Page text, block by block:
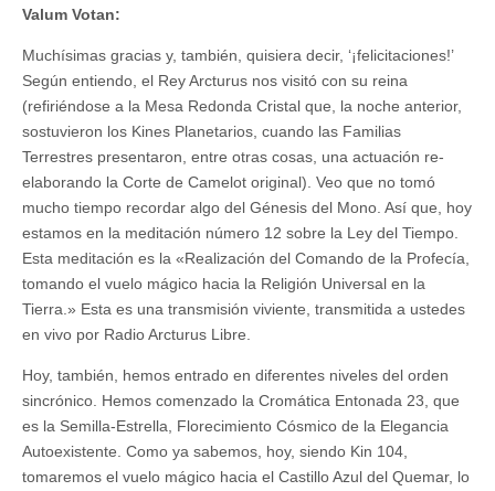
Valum Votan:
Muchísimas gracias y, también, quisiera decir, ‘¡felicitaciones!’
Según entiendo, el Rey Arcturus nos visitó con su reina
(refiriéndose a la Mesa Redonda Cristal que, la noche anterior,
sostuvieron los Kines Planetarios, cuando las Familias
Terrestres presentaron, entre otras cosas, una actuación re-
elaborando la Corte de Camelot original). Veo que no tomó
mucho tiempo recordar algo del Génesis del Mono. Así que, hoy
estamos en la meditación número 12 sobre la Ley del Tiempo.
Esta meditación es la «Realización del Comando de la Profecía,
tomando el vuelo mágico hacia la Religión Universal en la
Tierra.» Esta es una transmisión viviente, transmitida a ustedes
en vivo por Radio Arcturus Libre.
Hoy, también, hemos entrado en diferentes niveles del orden
sincrónico. Hemos comenzado la Cromática Entonada 23, que
es la Semilla-Estrella, Florecimiento Cósmico de la Elegancia
Autoexistente. Como ya sabemos, hoy, siendo Kin 104,
tomaremos el vuelo mágico hacia el Castillo Azul del Quemar, lo